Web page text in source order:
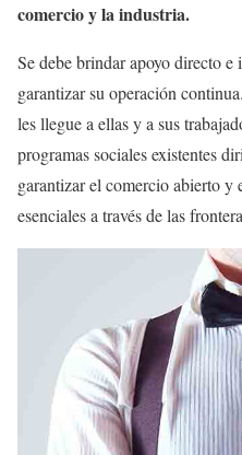
comercio y la industria.
Se debe brindar apoyo directo e
garantizar su operación
les llegue a ellas y a sus
programas sociales existentes
garantizar el comercio abierto y
esenciales a través de las